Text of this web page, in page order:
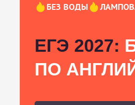
БЕЗ ВОДЫ
ЕГЭ 2027:
ПО